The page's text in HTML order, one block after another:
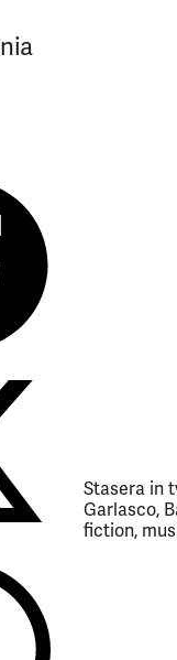
Stasera in
Garlasco,
fiction,